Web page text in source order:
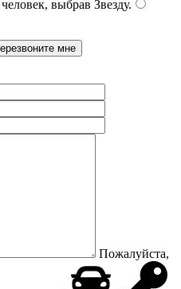
выбрав Звезду.
Пожалуйста,